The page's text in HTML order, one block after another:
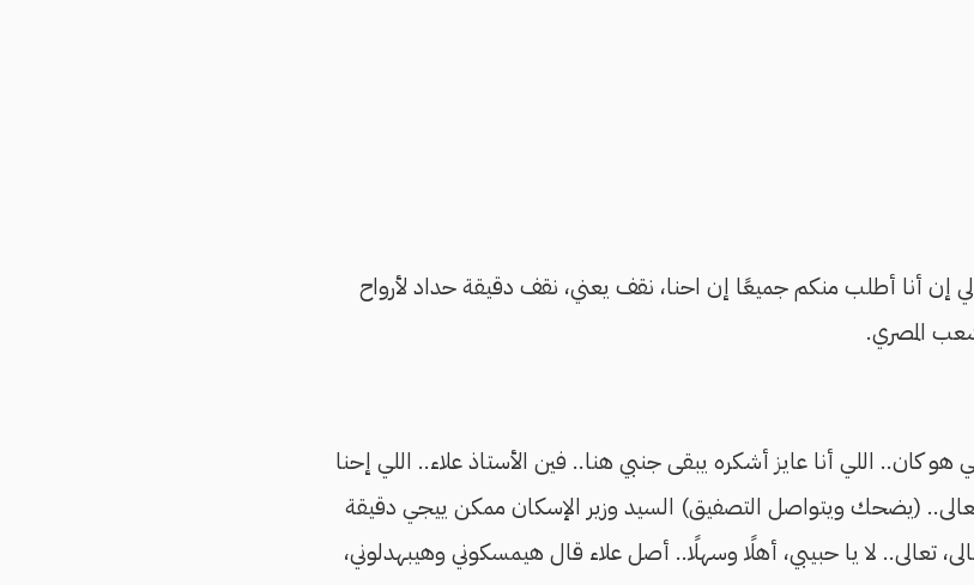
إن أنا أطلب منكم جميعًا إن احنا، نقف يعني، نقف دقيقة حداد لأرواح
المصري.
هو كان.. اللي أنا عايز أشكره يبقى جنبي هنا.. فين الأستاذ علاء.. اللي إحنا
تعالى.. (يضحك ويتواصل التصفيق) السيد وزير الإسكان ممكن ييجي دقيقة
تعالى.. لا يا حبيبي، أهلًا وسهلًا.. أصل علاء قال هيمسكوني وهيبهدلوني،